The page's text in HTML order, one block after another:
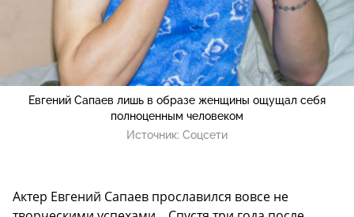
Евгений Сапаев лишь в образе женщины ощущал себя
полноценным человеком
Источник: Соцсети
Актер Евгений Сапаев прославился вовсе не